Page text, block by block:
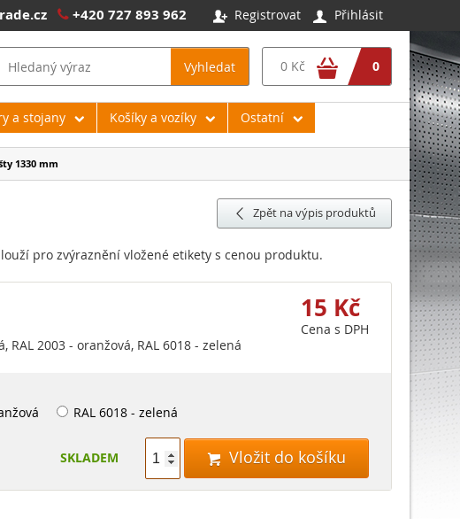
 Registrovat  Přihlásit
 +420 727 893 962
Vyhledat 0
0 Kč 
a stojany Košíky a vozíky Ostatní
1330 mm
 Zpět na výpis produktů
pro zvýraznění vložené etikety s cenou produktu.
15 Kč
Cena s DPH
RAL 2003 - oranžová, RAL 6018 - zelená
RAL 6018 - zelená
 Vložit do košíku
SKLADEM